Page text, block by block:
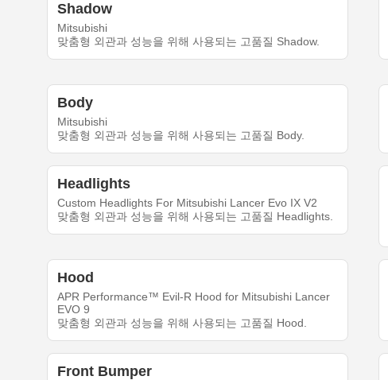
Shadow
Mitsubishi
맞춤형 외관과 성능을 위해 사용되는 고품질 Shadow.
Body
Mitsubishi
맞춤형 외관과 성능을 위해 사용되는 고품질 Body.
Headlights
Custom Headlights For Mitsubishi Lancer Evo IX V2
맞춤형 외관과 성능을 위해 사용되는 고품질 Headlights.
Hood
APR Performance™ Evil-R Hood for Mitsubishi Lancer
EVO 9
맞춤형 외관과 성능을 위해 사용되는 고품질 Hood.
Front Bumper